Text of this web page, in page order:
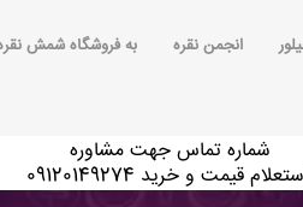
انجمن نقره به فروشگاه شمش
شماره تماس جهت مشاوره
قیمت و خرید 09120149274